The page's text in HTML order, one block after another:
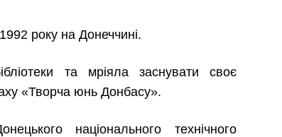
року на Донеччині.
та мріяла заснувати своє
«Творча юнь Донбасу».
національного технічного